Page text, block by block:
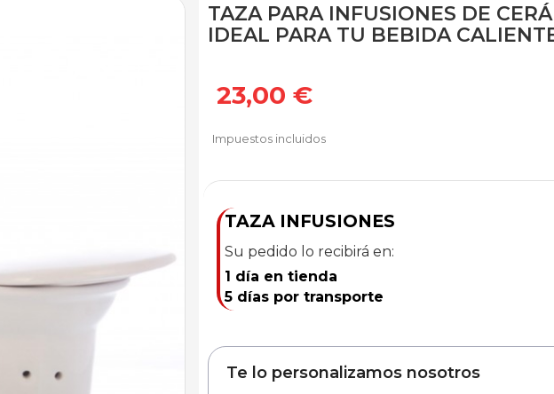
TAZA PARA INFUSIONES DE
IDEAL PARA TU BEBIDA
23,00 €
Impuestos incluidos
TAZA INFUSIONES
Su pedido lo recibirá en:
1 día en tienda
5 días por transporte
Te lo personalizamos nosotros